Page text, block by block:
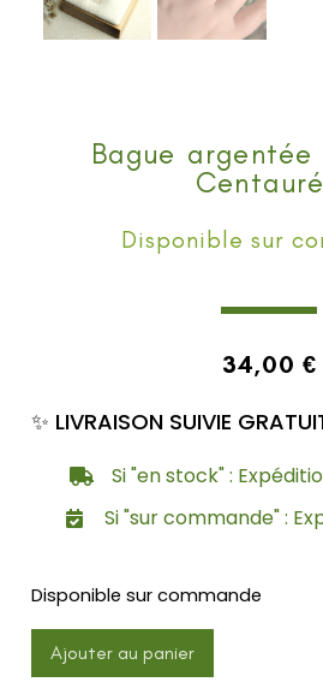
Bague
Disponible sur
34,00 €
✨ LIVRAISON SUIVIE
Si "en stock" :
Si "sur commande" :
Disponible sur commande
Ajouter au panier